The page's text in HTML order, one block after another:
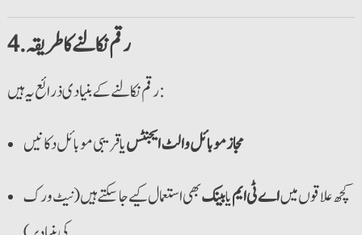
4. رقم نکالنے کا طریقہ
رقم نکالنے کے بنیادی ذرائع یہ ہیں:
مجاز موبائل والٹ ایجنٹسیا قریبی موبائل دکانیں
کچھ علاقوں میںاے ٹی ایمیابینکبھی استعمال کیے جا سکتے ہیں (نیٹ ورک